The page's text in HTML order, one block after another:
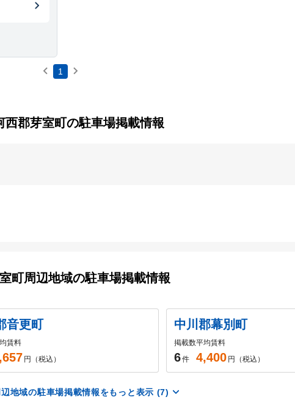
1
西郡芽室町の駐車場掲載情報
町周辺地域の駐車場掲載情報
音更町
賃料
円（税込）
中川郡幕別町
掲載数
6件
平均賃料
4,400 円（税込）
地域の駐車場掲載情報をもっと表示 (7)